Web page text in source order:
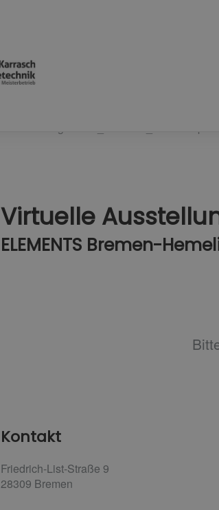
Virtuelle
ELEMENTS Bremen-
Kontakt
Friedrich-List-Straße 9
28309 Bremen